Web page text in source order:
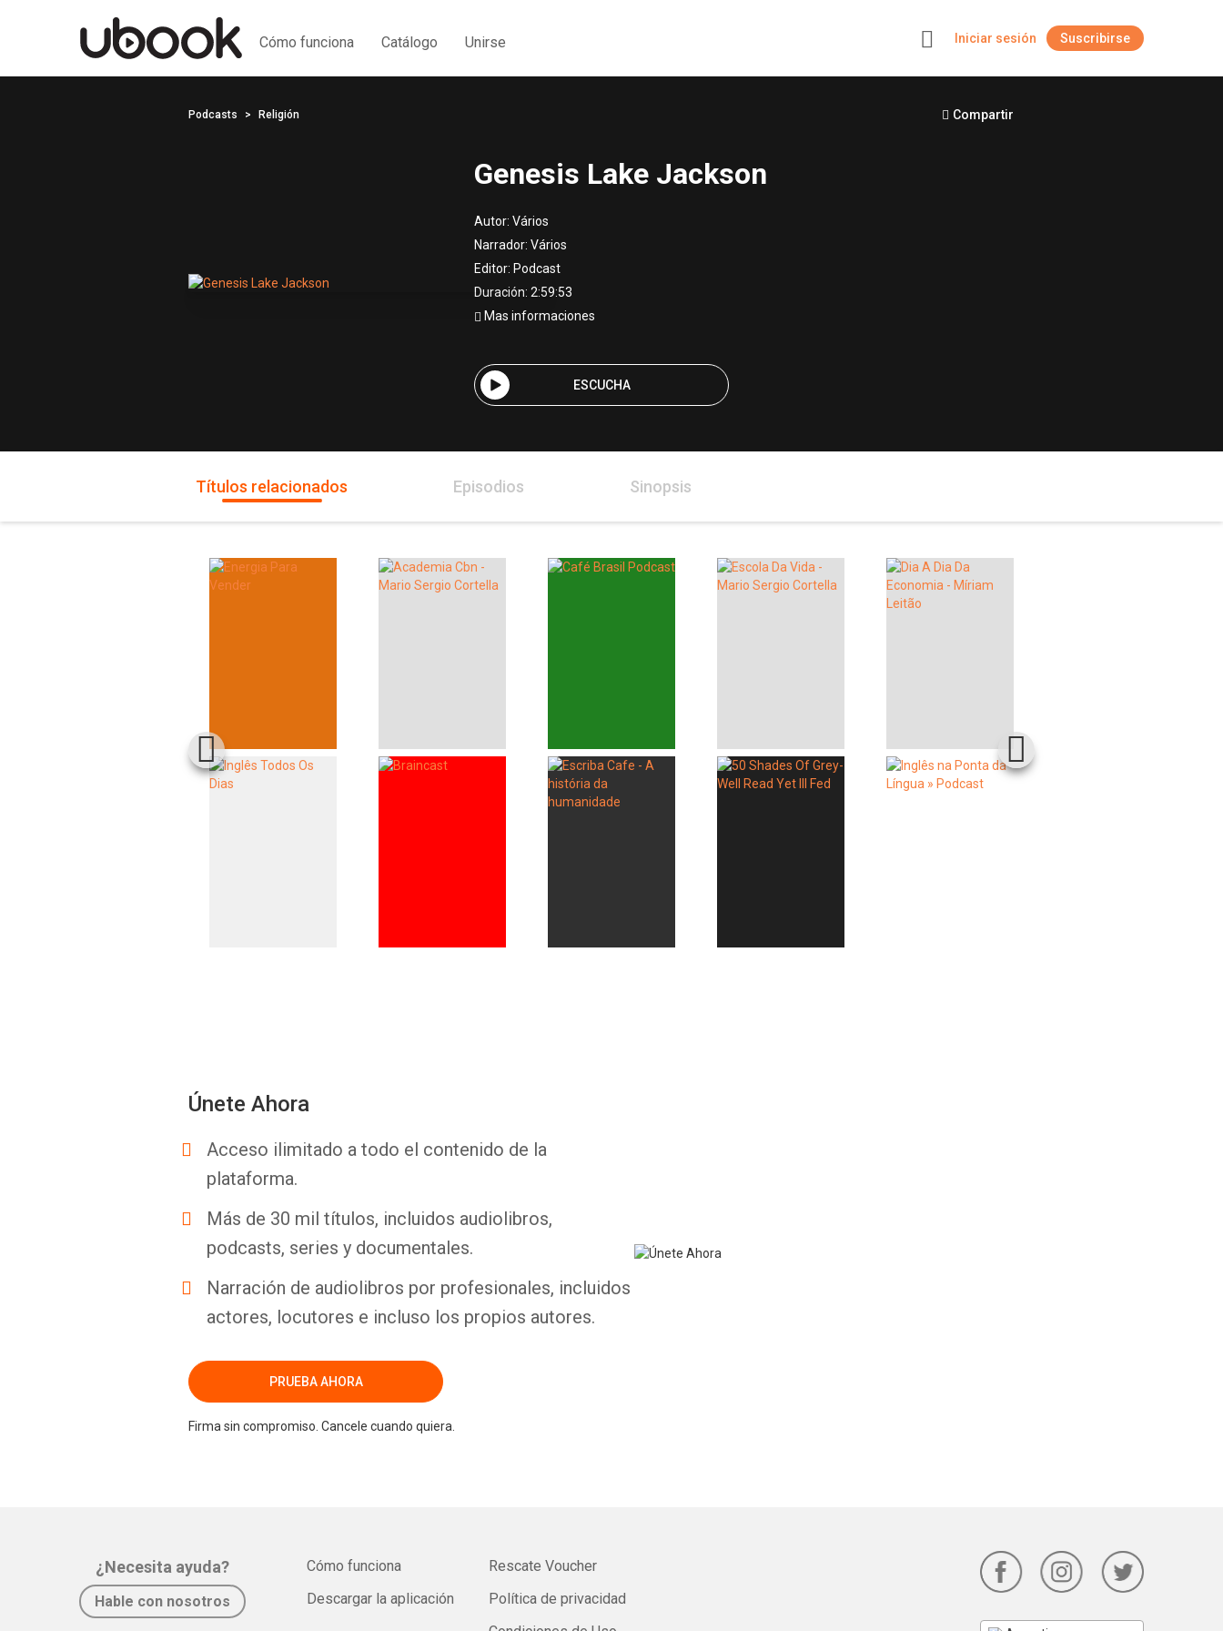
Cómo funciona Catálogo Unirse Iniciar sesión Suscribirse
Podcasts Religión Compartir
Genesis Lake Jackson
Autor: Vários
Narrador: Vários
Editor: Podcast
Duración: 2:59:53
Mas informaciones
ESCUCHA
Títulos relacionados Episodios Sinopsis
Únete Ahora
Acceso ilimitado a todo el contenido de la
plataforma.
Más de 30 mil títulos, incluidos audiolibros,
podcasts, series y documentales.
Narración de audiolibros por profesionales, incluidos
actores, locutores e incluso los propios autores.
PRUEBA AHORA
Firma sin compromiso. Cancele cuando quiera.
¿Necesita ayuda?
Hable con nosotros
Cómo funciona
Descargar la aplicación
Rescate Voucher
Política de privacidad